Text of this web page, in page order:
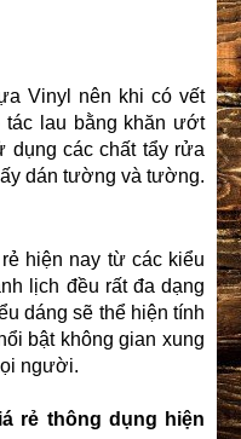
Vinyl nên khi có vết
tác lau bằng khăn ướt
dụng các chất tẩy rửa
dán tường và tường.
hiện nay từ các kiểu
lịch đều rất đa dạng
dáng sẽ thể hiện tính
bật không gian xung
người.
rẻ thông dụng hiện